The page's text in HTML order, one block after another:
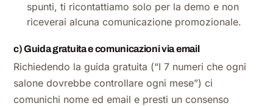
spunti, ti ricontattiamo solo per la demo e non
riceverai alcuna comunicazione promozionale.
c) Guida gratuita e comunicazioni via email
Richiedendo la guida gratuita (“I 7 numeri che ogni
salone dovrebbe controllare ogni mese”) ci
comunichi nome ed email e presti un consenso